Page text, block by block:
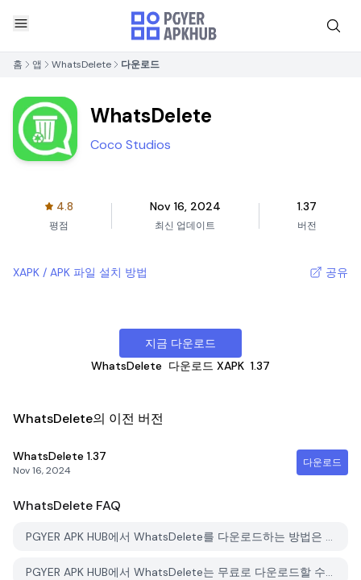
홈 앱 WhatsDelete 다운로드
WhatsDelete
Coco Studios
4.8
평점
Nov 16, 2024
최신 업데이트
1.37
버전
XAPK / APK 파일 설치 방법 공유
지금 다운로드
WhatsDelete 다운로드 XAPK 1.37
WhatsDelete의 이전 버전
WhatsDelete 1.37
Nov 16, 2024
다운로드
WhatsDelete FAQ
PGYER APK HUB에서 WhatsDelete를 다운로드하는 방법은 무엇인가요?
PGYER APK HUB에서 WhatsDelete는 무료로 다운로드할 수 있나요?